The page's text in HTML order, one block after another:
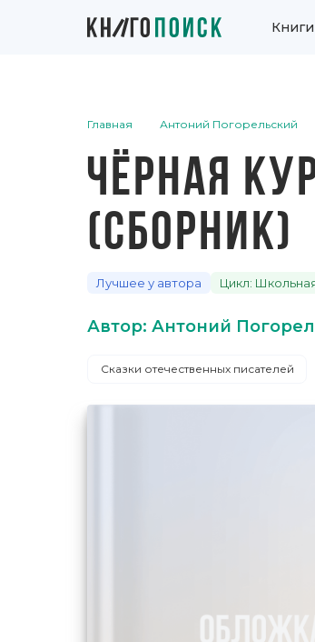
Книги
Главная Антоний Погорельский
ЧЁРНАЯ
(СБОРНИК)
Лучшее у автора Цикл:
Автор: Антоний
Сказки отечественных писателей